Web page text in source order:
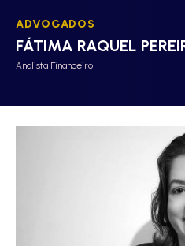
ADVOGADOS
FÁTIMA RAQUEL
Analista Financeiro